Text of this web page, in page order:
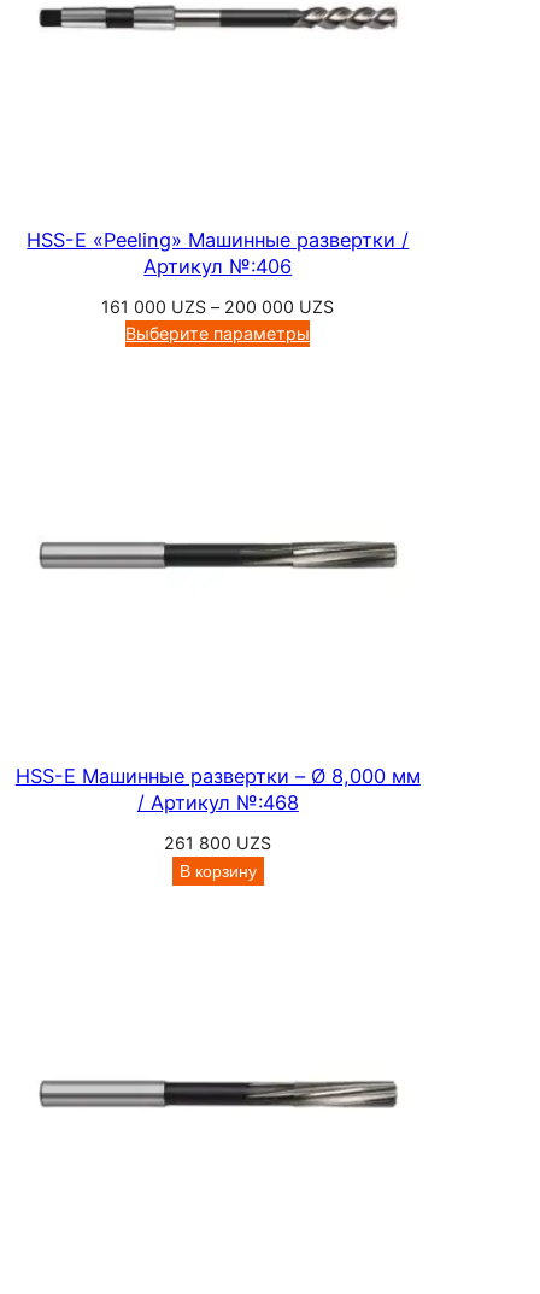
HSS-E «Peeling» Машинные развертки /
Артикул №:406
161 000 UZS – 200 000 UZSДиапазон
Выберите параметры
HSS-E Машинные развертки – Ø 8,000 мм
/ Артикул №:468
261 800 UZS
В корзину